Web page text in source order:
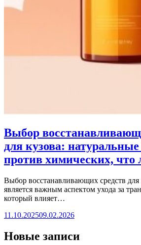
Выбор
для кузова:
против химических, что
Выбор восстанавливающих средств для
является важным аспектом ухода за
который влияет…
11.10.202509.02.2026
Новые записи